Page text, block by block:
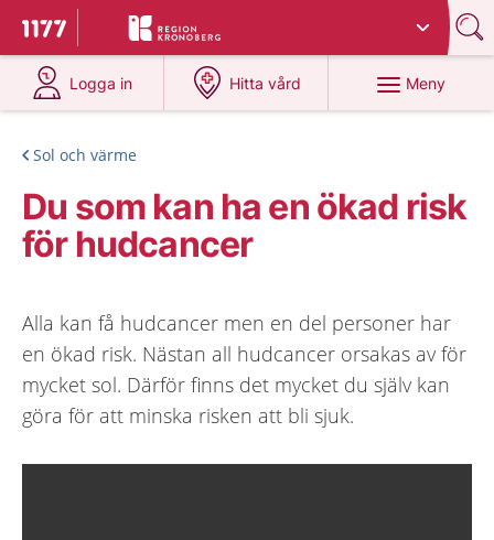
Till startsidan för 1177
Du har valt region
Logga in
på 1177.se
Hitta vård
på 1177.se
Meny
Sol och värme
Du som kan ha en ökad risk
för hudcancer
Alla kan få hudcancer men en del personer har
en ökad risk. Nästan all hudcancer orsakas av för
mycket sol. Därför finns det mycket du själv kan
göra för att minska risken att bli sjuk.